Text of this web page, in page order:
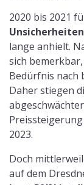
2020 bis 2021
Unsicherheiten
lange anhielt.
sich
Bedürfnis nach
Daher stiegen
2023.
Doch
auf dem